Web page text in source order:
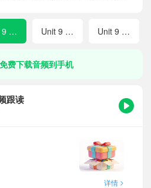
Unit 9 Exploring Unit 9 Developing Unit 9 Wrapping Up
费下载音频到手机
跟读
详情 >